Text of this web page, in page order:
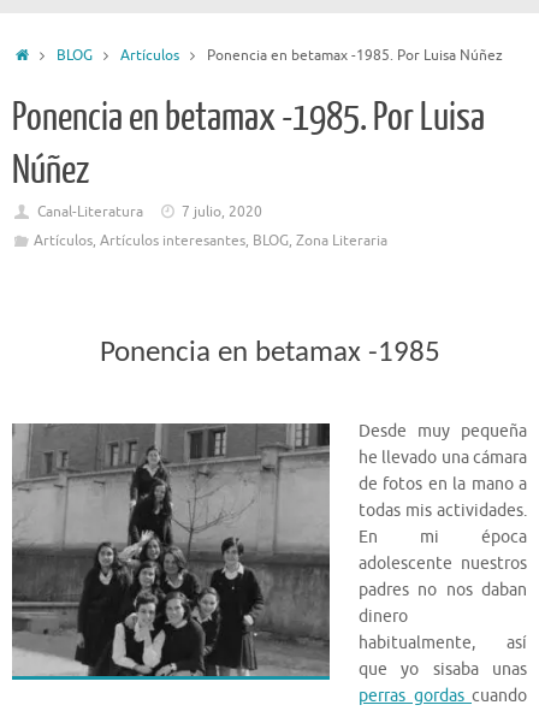
InicioBLOG Artículos Ponencia en betamax -1985. Por Luisa Núñez
Ponencia en betamax -1985. Por Luisa
Núñez
Canal-Literatura
7 julio, 2020
Artículos, Artículos interesantes, BLOG, Zona Literaria
Ponencia en betamax -1985
Desde muy pequeña
he llevado una cámara
de fotos en la mano a
todas mis actividades.
En mi época
adolescente nuestros
padres no nos daban
dinero
habitualmente, así
que yo sisaba unas
perras gordas cuando